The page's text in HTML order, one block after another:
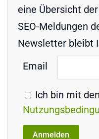
eine Übersicht
SEO-Meldungen
Newsletter bleibt
Email
Ich bin mit den